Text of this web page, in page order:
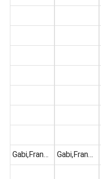
Gabi,Fran… Gabi,Fran…